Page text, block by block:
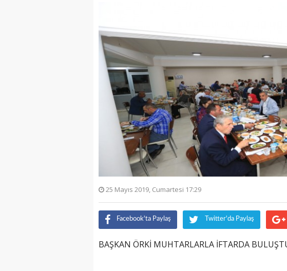
25 Mayıs 2019, Cumartesi 17:29
Facebook'ta Paylaş Twitter'da Paylaş
BAŞKAN ÖRKİ MUHTARLARLA İFTARDA